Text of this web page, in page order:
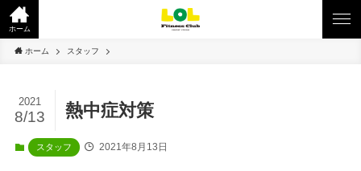
ホーム
ホーム スタッフ
熱中症対策
2021
8/13
スタッフ 2021年8月13日